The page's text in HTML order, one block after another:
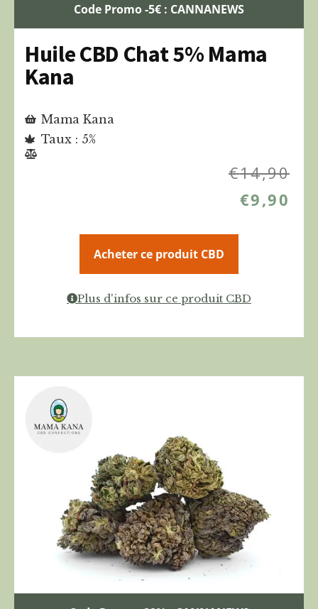
Code Promo -5€ : CANNANEWS
Huile CBD Chat 5% Mama
Kana
Mama Kana
Taux : 5%
€14,90
€9,90
Acheter ce produit CBD
Plus d'infos sur ce produit CBD